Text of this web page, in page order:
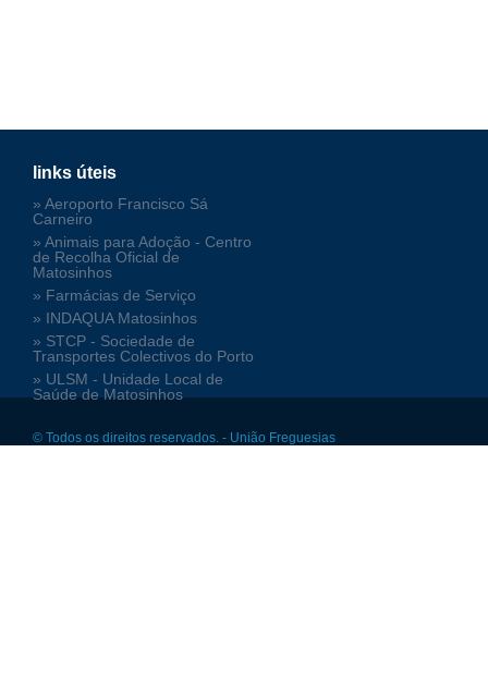
links úteis
» Aeroporto Francisco Sá
Carneiro
» Animais para Adoção - Centro
de Recolha Oficial de
Matosinhos
» Farmácias de Serviço
» INDAQUA Matosinhos
» STCP - Sociedade de
Transportes Colectivos do Porto
» ULSM - Unidade Local de
Saúde de Matosinhos
© Todos os direitos reservados. - União Freguesias